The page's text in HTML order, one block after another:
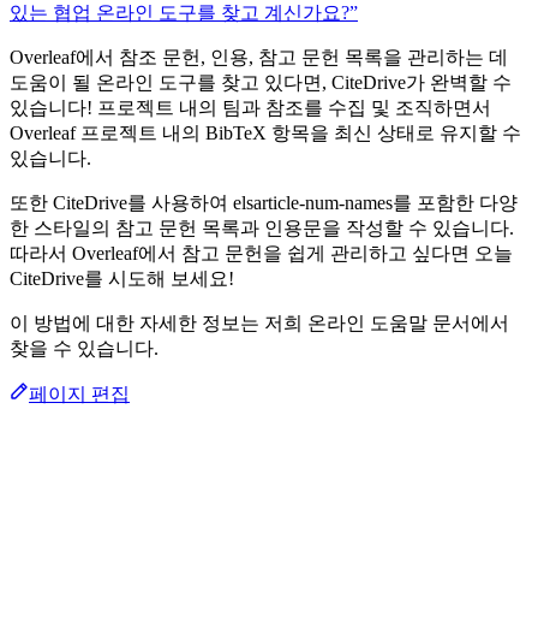
있는 협업 온라인 도구를 찾고 계신가요?”
Overleaf에서 참조 문헌, 인용, 참고 문헌 목록을 관리하는 데
도움이 될 온라인 도구를 찾고 있다면, CiteDrive가 완벽할 수
있습니다! 프로젝트 내의 팀과 참조를 수집 및 조직하면서
Overleaf 프로젝트 내의 BibTeX 항목을 최신 상태로 유지할 수
있습니다.
또한 CiteDrive를 사용하여 elsarticle-num-names를 포함한 다양
한 스타일의 참고 문헌 목록과 인용문을 작성할 수 있습니다.
따라서 Overleaf에서 참고 문헌을 쉽게 관리하고 싶다면 오늘
CiteDrive를 시도해 보세요!
이 방법에 대한 자세한 정보는 저희 온라인 도움말 문서에서
찾을 수 있습니다.
페이지 편집